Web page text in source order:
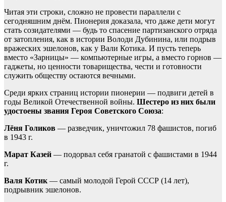
Читая эти строки, сложно не провести параллели с
сегодняшним днём. Пионерия доказала, что даже дети могут
стать созидателями — будь то спасение партизанского отряда
от затопления, как в истории Володи Дубинина, или подрыв
вражеских эшелонов, как у Вали Котика. И пусть теперь
вместо «Зарницы» — компьютерные игры, а вместо горнов —
гаджеты, но ценности товарищества, чести и готовности
служить обществу остаются вечными.
Среди ярких страниц истории пионерии — подвиги детей в
годы Великой Отечественной войны. Шестеро из них были
удостоены звания Героя Советского Союза:
Лёня Голиков — разведчик, уничтожил 78 фашистов, погиб
в 1943 г.
Марат Казей — подорвал себя гранатой с фашистами в 1944
г.
Валя Котик— самый молодой Герой СССР (14 лет),
подрывник эшелонов.